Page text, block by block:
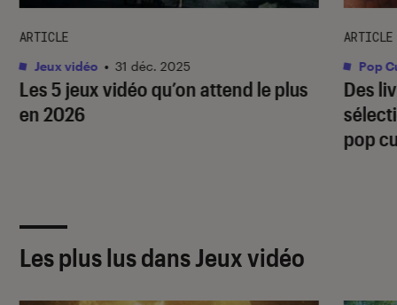
Les 5 jeux vidéo qu’on attend le plus
en 2026
ARTICLE
Jeux vidéo • 31 déc. 2025
Des
pop
ARTICLE
Pop
Les plus lus dans Jeux vidéo